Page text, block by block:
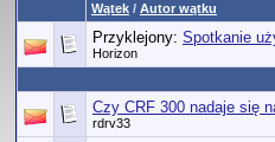
Wątek / Autor wątku
Przyklejony: Spotkanie
Horizon
Czy CRF 300 nadaje się
rdrv33